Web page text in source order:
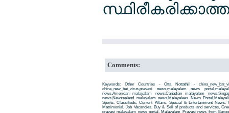
Comments:
Keywords: Other Countries - Otta Nottathil -
china_new_bat_virus,pravasi news,malayalam news
news,American malayalam news,Canadian malayalam
news,Newzealand malayalam news,Malayalees News
Sports, Classifieds, Current Affairs, Special & Entertainment News.
Matrimonial, Job Vacancies, Buy & Sell of products and services,
pravasi malayalam news portal. Malayalam Pravasi news from